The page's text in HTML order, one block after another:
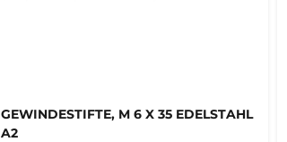
GEWINDESTIFTE, M 6 X 35 EDELSTAHL
A2